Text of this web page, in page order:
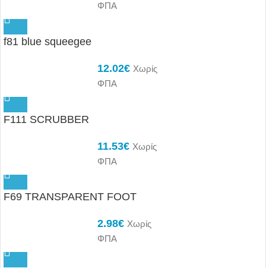
ΦΠΑ
f81 blue squeegee
12.02€ Χωρίς
ΦΠΑ
F111 SCRUBBER
11.53€ Χωρίς
ΦΠΑ
F69 TRANSPARENT FOOT
2.98€ Χωρίς
ΦΠΑ